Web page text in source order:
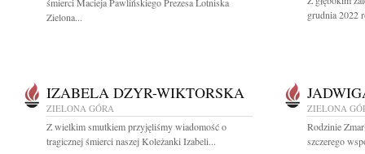
Zielona...
grudnia 2022
IZABELA DZYR-WIKTORSKA
ZIELONA GÓRA
Z wielkim smutkiem przyjęliśmy wiadomość o
tragicznej śmierci naszej Koleżanki Izabeli...
ZIELONA
Rodzinie
szczerego